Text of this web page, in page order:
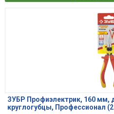
ЗУБР Профиэлектрик, 160 мм,
круглогубцы, Профессионал